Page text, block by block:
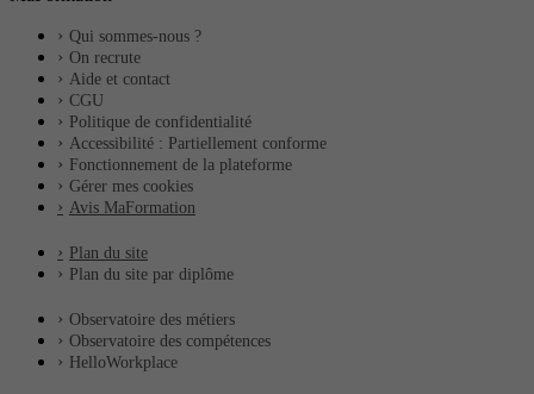
Qui sommes-nous ?
On recrute
Aide et contact
CGU
Politique de confidentialité
Accessibilité : Partiellement conforme
Fonctionnement de la plateforme
Gérer mes cookies
Avis MaFormation
Plan du site
Plan du site par diplôme
Observatoire des métiers
Observatoire des compétences
HelloWorkplace